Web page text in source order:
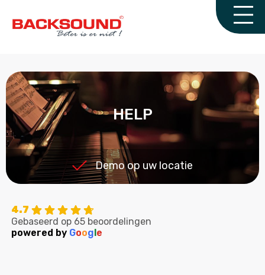
HELP
Demo op uw locatie
4.7
Gebaseerd op 65 beoordelingen
powered by Google